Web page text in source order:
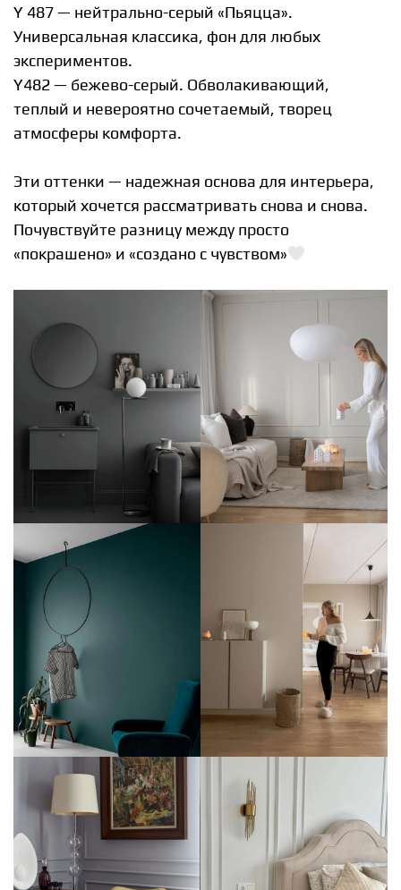
Y 487 — нейтрально-серый «Пьяцца».
Универсальная классика, фон для любых
экспериментов.️
Y482 — бежево-серый. Обволакивающий,
теплый и невероятно сочетаемый, творец
атмосферы комфорта.
Эти оттенки — надежная основа для интерьера,
который хочется рассматривать снова и снова.
Почувствуйте разницу между просто
«покрашено» и «создано с чувством»